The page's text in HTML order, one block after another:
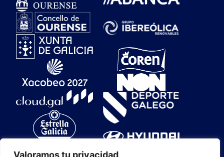
Valoramos tu privacidad